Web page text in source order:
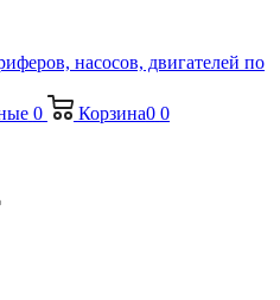
насосов, двигателей по
0 Корзина0 0